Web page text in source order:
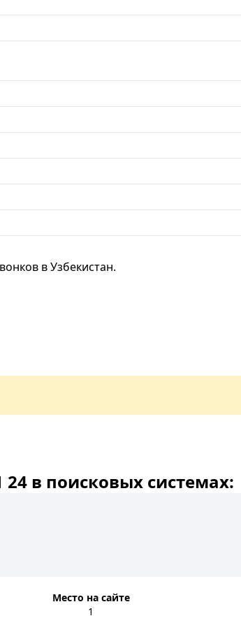
в Узбекистан.
в поисковых системах:
Место на сайте
1